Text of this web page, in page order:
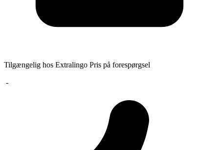
Tilgængelig hos Extralingo Pris på forespørgsel
-